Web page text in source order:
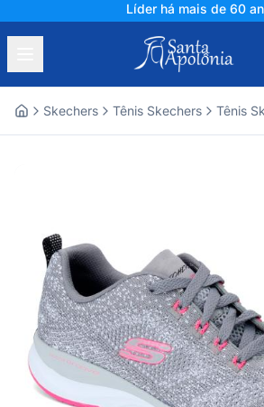
Líder há mais de 60
Skechers Tênis Skechers Tênis